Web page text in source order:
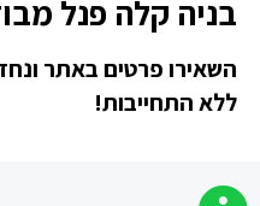
בניה קלה פנל
השאירו פרטים באתר
ללא התחייבות!